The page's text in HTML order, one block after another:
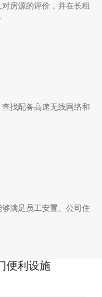
房源的评价，并在长租
找配备高速无线网络和
满足员工安置、公司住
便利设施